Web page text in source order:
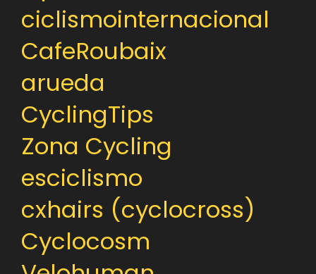
ciclismointernacional
CafeRoubaix
arueda
CyclingTips
Zona Cycling
esciclismo
cxhairs (cyclocross)
Cyclocosm